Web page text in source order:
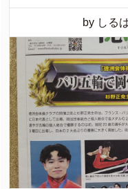
by しる